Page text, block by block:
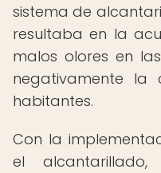
sistema de
resultaba en la
malos olores en
negativamente
habitantes.
Con la
el